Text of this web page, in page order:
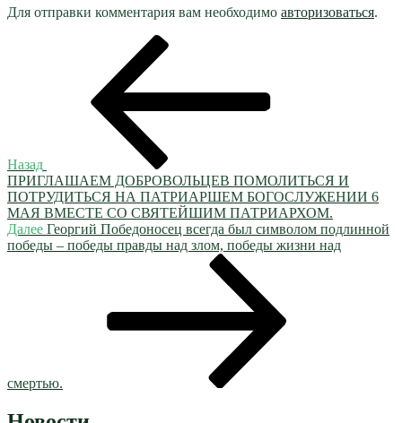
Для отправки комментария вам необходимо авторизоваться.
Назад
ПРИГЛАШАЕМ ДОБРОВОЛЬЦЕВ ПОМОЛИТЬСЯ И
ПОТРУДИТЬСЯ НА ПАТРИАРШЕМ БОГОСЛУЖЕНИИ 6
МАЯ ВМЕСТЕ СО СВЯТЕЙШИМ ПАТРИАРХОМ.
Следующая
запись
Далее Георгий Победоносец всегда был символом подлинной
победы – победы правды над злом, победы жизни над
смертью.